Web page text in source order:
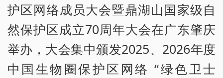
护区网络成员大会暨鼎湖山国家级自
然保护区成立70周年大会在广东肇庆
举办，大会集中颁发2025、2026年度
中国生物圈保护区网络 “绿色卫士